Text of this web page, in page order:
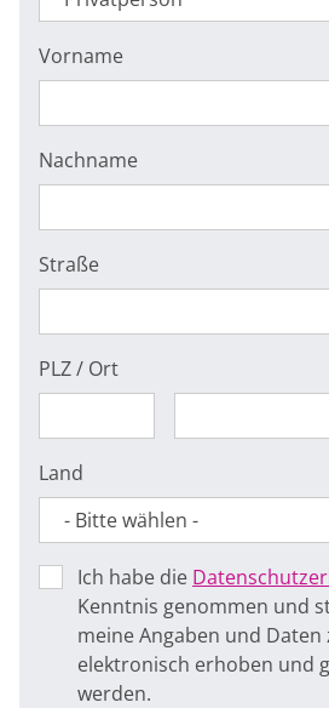
Vorname
Nachname
Straße
PLZ / Ort
Land
Ich habe die
Kenntnis genommen und
meine Angaben und
elektronisch erhoben und
werden.